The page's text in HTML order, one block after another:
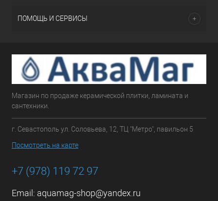
ПОМОЩЬ И СЕРВИСЫ
Магазин по продаже керамической плитки, ламината и
сантехники.
г. Севастополь ул. Соловьева, 12, ТЦ "Метро", павильон 5
Посмотреть на карте
+7 (978) 119 72 97
Email: aquamag-shop@yandex.ru